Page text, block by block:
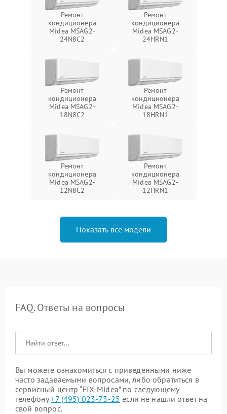
Ремонт
кондиционера
Midea MSAG2-
24N8C2
Ремонт
кондиционера
Midea MSAG2-
24HRN1
Ремонт
кондиционера
Midea MSAG2-
18N8C2
Ремонт
кондиционера
Midea MSAG2-
18HRN1
Ремонт
кондиционера
Midea MSAG2-
12N8C2
Ремонт
кондиционера
Midea MSAG2-
12HRN1
Показать все модели
FAQ. Ответы на вопросы
Вы можете ознакомиться с приведенными ниже
часто задаваемыми вопросами, либо обратиться в
сервисный центр “FIX-Midea” по следующему
телефону+7 (495) 023-73-25 если не нашли ответ на
свой вопрос.